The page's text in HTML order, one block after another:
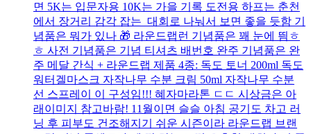
면 5K는 입문자용 10K는 가을 기록 도전용 하프는 춘천
에서 장거리 감각 잡는 대회로 나눠서 보면 좋을 듯함 기
념품은 뭐가 있나 🎁 라운드랩런 기념품은 꽤 눈에 띔ㅎ
ㅎ 사전 기념품은 기념 티셔츠 배번호 완주 기념품은 완
주 메달 간식 + 라운드랩 제품 4종: 독도 토너 200ml 독도
워터겔마스크 자작나무 수분 크림 50ml 자작나무 수분
선 스프레이 이 구성임!!! 혜자마라톤 ㄷㄷ 시상금은 아
래이미지 참고바람! 11월이면 슬슬 아침 공기도 차고 러
닝 후 피부도 건조해지기 쉬운 시즌이라 라운드랩 브랜